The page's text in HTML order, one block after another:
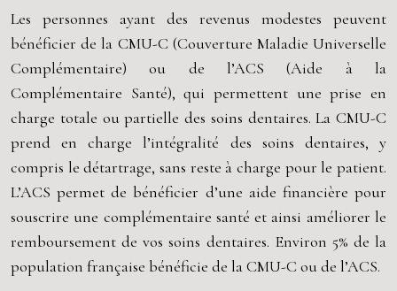
Les personnes ayant des revenus modestes peuvent
bénéficier de la CMU-C (Couverture Maladie Universelle
Complémentaire) ou de l’ACS (Aide à la
Complémentaire Santé), qui permettent une prise en
charge totale ou partielle des soins dentaires. La CMU-C
prend en charge l’intégralité des soins dentaires, y
compris le détartrage, sans reste à charge pour le patient.
L’ACS permet de bénéficier d’une aide financière pour
souscrire une complémentaire santé et ainsi améliorer le
remboursement de vos soins dentaires. Environ 5% de la
population française bénéficie de la CMU-C ou de l’ACS.